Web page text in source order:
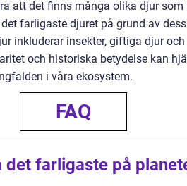
att det finns många olika djur
farligaste djuret på grund av
inkluderar insekter, giftiga djur
och historiska betydelse kan
i våra ekosystem.
FAQ
farligaste på